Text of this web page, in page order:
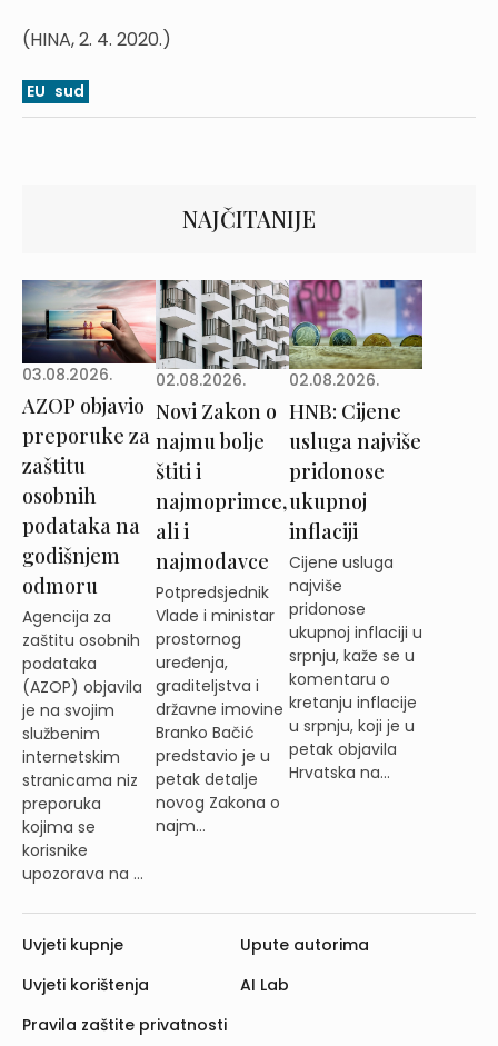
(HINA, 2. 4. 2020.)
EU sud
NAJČITANIJE
03.08.2026.
AZOP objavio
preporuke za
zaštitu
osobnih
podataka na
godišnjem
odmoru
Agencija za
zaštitu osobnih
podataka
(AZOP) objavila
je na svojim
službenim
internetskim
stranicama niz
preporuka
kojima se
korisnike
upozorava na ...
02.08.2026.
Novi Zakon o
najmu bolje
štiti i
najmoprimce,
ali i
najmodavce
Potpredsjednik
Vlade i ministar
prostornog
uređenja,
graditeljstva i
državne imovine
Branko Bačić
predstavio je u
petak detalje
novog Zakona o
najm...
02.08.2026.
HNB: Cijene
usluga najviše
pridonose
ukupnoj
inflaciji
Cijene usluga
najviše
pridonose
ukupnoj inflaciji u
srpnju, kaže se u
komentaru o
kretanju inflacije
u srpnju, koji je u
petak objavila
Hrvatska na...
Uvjeti kupnje
Uvjeti korištenja
Pravila zaštite privatnosti
Upute autorima
AI Lab